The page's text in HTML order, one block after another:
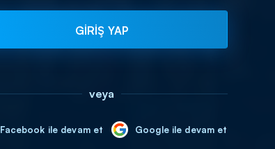
GİRİŞ YAP
veya
Facebook ile devam et Google ile devam et